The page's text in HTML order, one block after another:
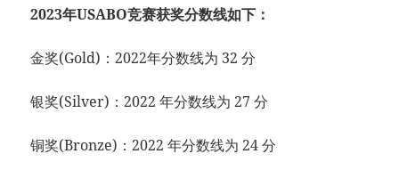
2023年USABO竞赛获奖分数线如下：
金奖(Gold)：2022年分数线为 32 分
银奖(Silver)：2022 年分数线为 27 分
铜奖(Bronze)：2022 年分数线为 24 分